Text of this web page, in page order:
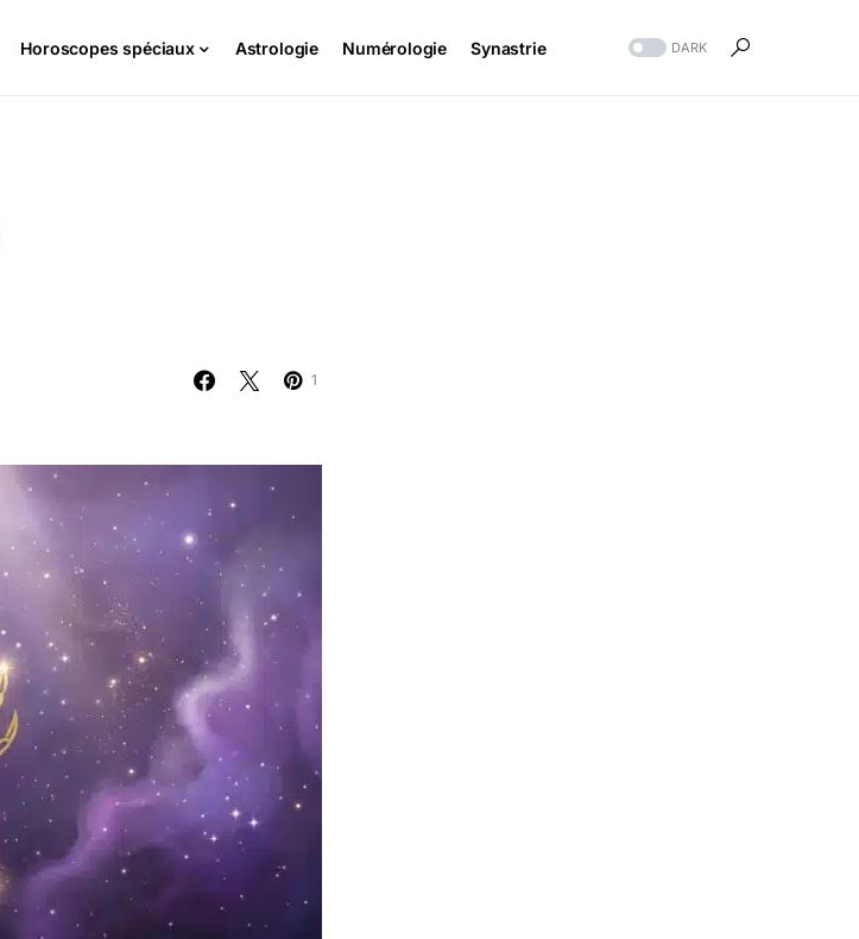
Horoscopes spéciaux Astrologie Numérologie Synastrie DARK
1